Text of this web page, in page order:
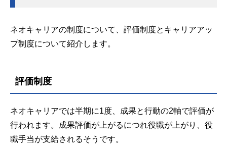
ネオキャリアの制度について、評価制度とキャリアアッ
プ制度について紹介します。
評価制度
ネオキャリアでは半期に1度、成果と行動の2軸で評価が
行われます。成果評価が上がるにつれ役職が上がり、役
職手当が支給されるそうです。